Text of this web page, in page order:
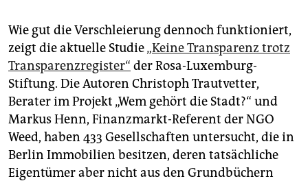
Wie gut die Verschleierung dennoch funktioniert,
zeigt die aktuelle Studie„Keine Transparenz trotz
Transparenzregister“ der Rosa-Luxemburg-
Stiftung. Die Autoren Christoph Trautvetter,
Berater im Projekt „Wem gehört die Stadt?“ und
Markus Henn, Finanzmarkt-Referent der NGO
Weed, haben 433 Gesellschaften untersucht, die in
Berlin Immobilien besitzen, deren tatsächliche
Eigentümer aber nicht aus den Grundbüchern